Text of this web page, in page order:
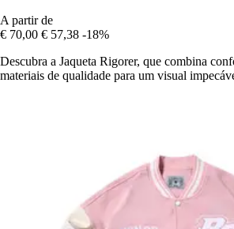
A partir de
€ 70,00 € 57,38 -18%
Descubra a Jaqueta Rigorer, que combina
materiais de qualidade para um visual